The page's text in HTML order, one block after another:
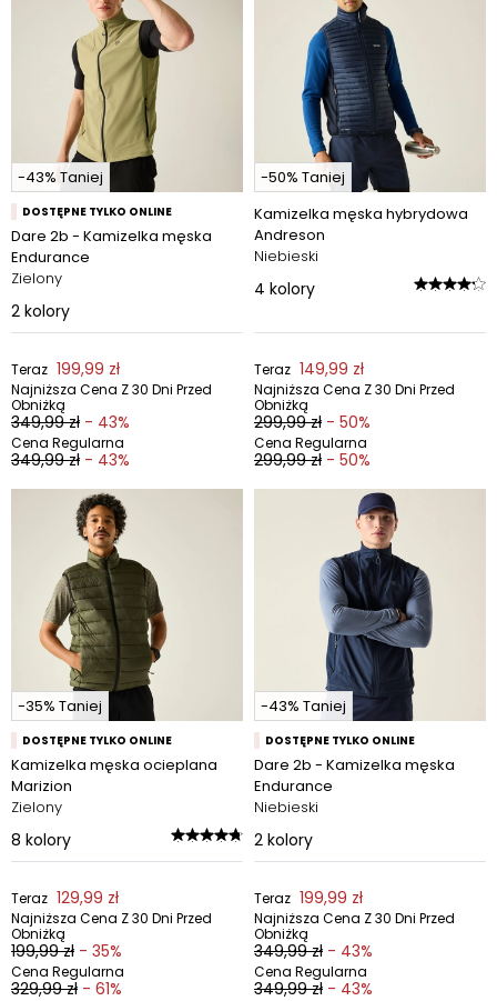
-43% Taniej
DOSTĘPNE TYLKO ONLINE
Dare 2b - Kamizelka męska
Endurance
Zielony
2 kolory
Teraz 199,99 zł
Najniższa Cena Z 30 Dni Przed
Obniżką
349,99 zł - 43%
Cena Regularna
349,99 zł - 43%
-50% Taniej
Kamizelka męska hybrydowa
Andreson
Niebieski
4 kolory
Teraz 149,99 zł
Najniższa Cena Z 30 Dni Przed
Obniżką
299,99 zł - 50%
Cena Regularna
299,99 zł - 50%
-35% Taniej
DOSTĘPNE TYLKO ONLINE
Kamizelka męska ocieplana
Marizion
Zielony
8 kolory
Teraz 129,99 zł
Najniższa Cena Z 30 Dni Przed
Obniżką
199,99 zł - 35%
Cena Regularna
329,99 zł - 61%
-43% Taniej
DOSTĘPNE TYLKO ONLINE
Dare 2b - Kamizelka męska
Endurance
Niebieski
2 kolory
Teraz 199,99 zł
Najniższa Cena Z 30 Dni Przed
Obniżką
349,99 zł - 43%
Cena Regularna
349,99 zł - 43%